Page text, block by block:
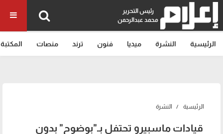
رئيس التحرير
محمد عبدالرحمن
الرئيسية النشرة ميديا فنون ترند منصات المكتبة
الرئيسية النشرة
قيادات ماسبيرو تحتفل بـ"بوضوح" بدون